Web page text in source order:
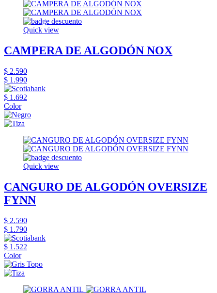
Quick view
CAMPERA DE ALGODÓN NOX
$ 2.590
$ 1.990
$ 1.692
Color
Quick view
CANGURO DE ALGODÓN OVERSIZE
FYNN
$ 2.590
$ 1.790
$ 1.522
Color